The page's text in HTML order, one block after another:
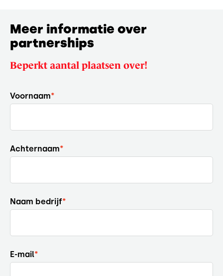
Meer informatie over
partnerships
Beperkt aantal plaatsen over!
Voornaam*
Achternaam*
Naam bedrijf*
E-mail*